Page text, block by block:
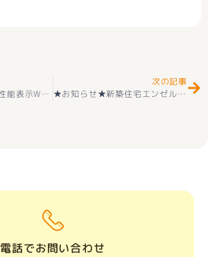
★お知らせ★☆住宅性能表示W取得☆ 新築一戸建て 南アルプス市山寺 １号棟 2階建 4ＬＤＫ ＋カースペース３台 外構付き 耐震等級３＋長期優良住宅取得 小笠原小学区＋櫛形中学区 価格3190万円
次の記事
★お知らせ★新築住宅エンゼルハウス BDAC=Style甲府市川田町⑳ 好評販売中(^^♪
電話でお問い合わせ